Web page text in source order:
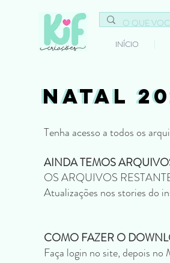
INÍCIO
NATAL
NATAL
Tenha acesso a todos os
AINDA TEMOS
OS ARQUIVOS
Atualizações nos stories do
COMO FAZER O
Faça login no site, depois